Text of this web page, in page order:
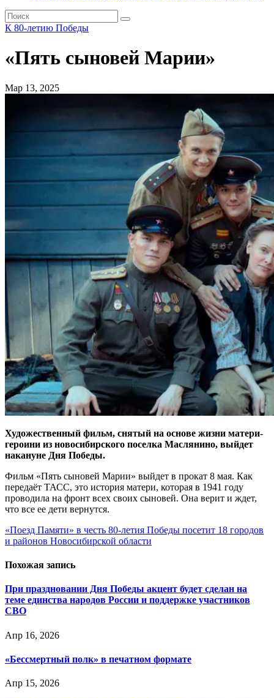
К 80-летию Победы
«Пять сыновей Марии»
Мар 13, 2025
Художественный фильм, снятый на основе жизни матери-
героини из новосибирского поселка Маслянино, выйдет
накануне Дня Победы.
Фильм «Пять сыновей Марии» выйдет в прокат 8 мая. Как
передаёт ТАСС, это история матери, которая в 1941 году
проводила на фронт всех своих сыновей. Она верит и ждет,
что все ее дети вернутся.
Навигация
по
записям
«Поезд Памяти» в честь 80-летия Победы посетит 18 городов
и районов Новосибирской области
Похожая запись
При праздновании Дня Победы акцент будет сделан на
теме единства народов России и поддержке участников
СВО
Апр 16, 2026
«Бессмертный полк» в печатном формате
Апр 15, 2026